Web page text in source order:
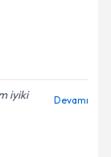
iyiki
Devamı